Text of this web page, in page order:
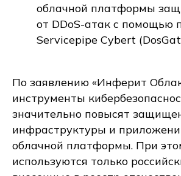
облачной платформы
от DDoS-атак с помощью
Servicepipe Cybert
По заявлению «Инферит
инструменты
значительно повысят
инфраструктуры и
облачной платформы. При
используются только